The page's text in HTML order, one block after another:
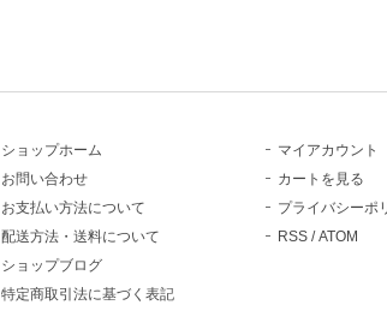
ショップホーム
お問い合わせ
お支払い方法について
配送方法・送料について
ショップブログ
特定商取引法に基づく表記
マイアカウント
カートを見る
プライバシーポ
RSS /ATOM